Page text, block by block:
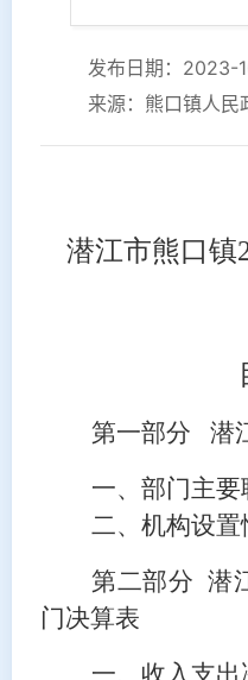
发布日期：2023-
来源：熊口镇人民
潜江市熊口镇
第一部分 潜
一、部门主要
二、 机构设置
第二部分 潜
门决算表
一、收入支出